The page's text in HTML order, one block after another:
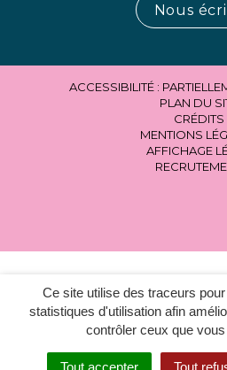
Ce site utilise des traceurs
statistiques d'utilisation afin
contrôler ceux que
Tout accepter Tout
Nous
ACCESSIBILITÉ :
PLAN DU
CRÉDITS
MENTIONS
AFFICHAGE